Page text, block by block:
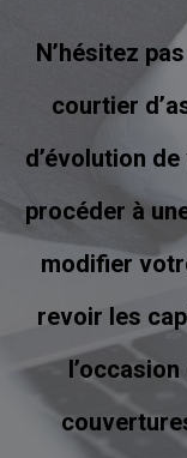
N’hésitez
courtier
d’évolution
procéder à
modifier
revoir les